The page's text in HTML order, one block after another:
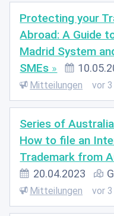
Protecting your
Abroad: A Guide
Madrid System
SMEs
Mitteilungen vor
Series of
How to file an
Trademark from
20.04.2023
Mitteilungen vor